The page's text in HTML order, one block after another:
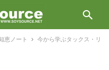
恵ノート
今から学ぶタックス・リ